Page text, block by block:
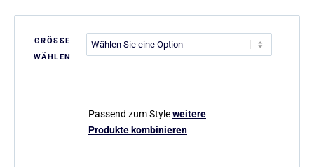
GRÖSSE
WÄHLEN
Passend zum Styleweitere
Produkte kombinieren